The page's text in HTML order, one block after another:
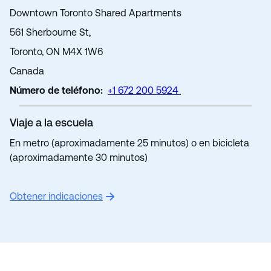
Obtener indicaciones
Downtown Toronto Shared Apartments
561 Sherbourne St,
Toronto, ON M4X 1W6
Canada
Número de teléfono: +1 672 200 5924
Viaje a la escuela
En metro (aproximadamente 25 minutos) o en bicicleta
(aproximadamente 30 minutos)